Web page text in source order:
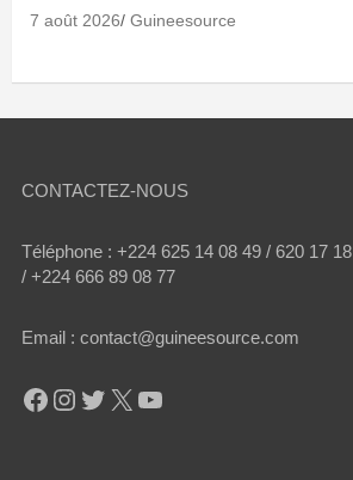
7 août 2026 Guineesource
CONTACTEZ-NOUS
Téléphone : +224 625 14 08 49 / 620 17
/ +224 666 89 08 77
Email : contact@guineesource.com
Facebook
Instagram
Twitter
X YouTube